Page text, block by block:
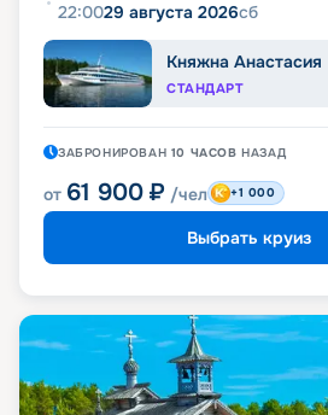
22:0029 августа 2026сб
Княжна Анастасия
СТАНДАРТ
ЗАБРОНИРОВАН 10 ЧАСОВ НАЗАД
от 61 900 ₽ /чел +1 000
Выбрать круиз